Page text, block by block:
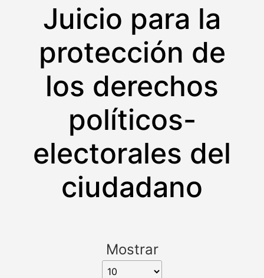
Juicio para la
protección de
los derechos
políticos-
electorales del
ciudadano
Mostrar